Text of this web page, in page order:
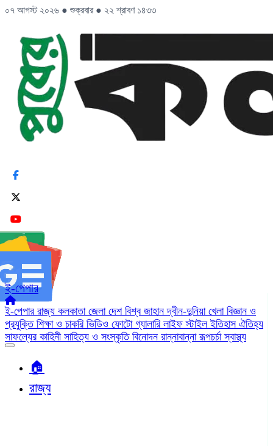
০৭ আগস্ট ২০২৬ ● শুক্রবার ● ২২ শ্রাবণ ১৪৩৩
ই-পেপার
ই-পেপার রাজ্য কলকাতা জেলা দেশ বিশ্ব জাহানদ্বীন-দুনিয়া খেলা বিজ্ঞান ও
প্রযুক্তি শিক্ষা ও চাকরি ভিডিও ফোটো গ্যালারি লাইফ স্টাইলইতিহাস ঐতিহ্য
সাফল্যের কাহিনী সাহিত্য ও সংস্কৃতি বিনোদন রান্নাবান্নারূপচর্চাস্বাস্থ্য
🏠︎
রাজ্য